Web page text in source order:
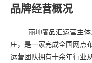
品牌经营概况
丽坤奢品汇运营主体
庄，是一家完成全国网点
运营团队拥有十余年行业